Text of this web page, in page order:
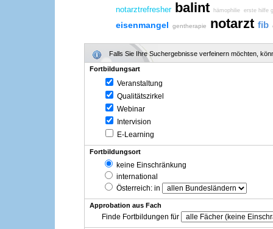
notarztrefresher balint hämophilie erste hilfe
eisenmangel gentherapie notarzt fib
Falls Sie Ihre Suchergebnisse verfeinern möchten,
Fortbildungsart
Veranstaltung
Qualitätszirkel
Webinar
Intervision
E-Learning
Fortbildungsort
keine Einschränkung
international
Österreich: in
Approbation aus Fach
Finde Fortbildungen für